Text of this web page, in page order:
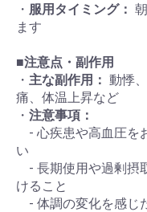
・ 服用タイミング：
ます
■注意点・副作用
・ 主な副作用： 動悸
痛、体温上昇など
・ 注意事項：
- 心疾患や高血圧を
い
- 長期使用や過剰摂
けること
- 体調の変化を感じ